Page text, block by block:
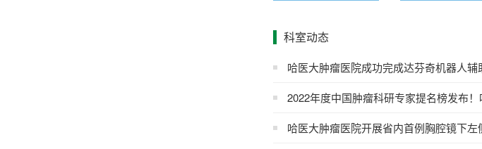
科室动态
哈医大肿瘤医院成功完成达芬奇机器人
2022年度中国肿瘤科研专家提名榜发布
哈医大肿瘤医院开展省内首例胸腔镜下